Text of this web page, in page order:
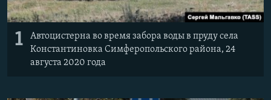
1
Автоцистерна во время забора воды в пруду села
Константиновка Симферопольского района, 24
августа 2020 года